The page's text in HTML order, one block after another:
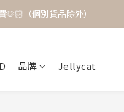
（個別貨品除外）
品牌 Jellycat